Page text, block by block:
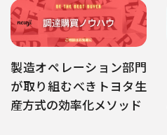
製造オペレーション部門
が取り組むべきトヨタ生
産方式の効率化メソッド